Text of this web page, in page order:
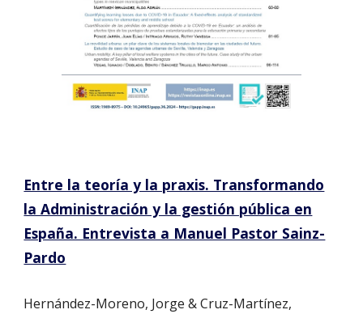
Entre la teoría y la praxis. Transformando
la Administración y la gestión pública en
España. Entrevista a Manuel Pastor Sainz-
Pardo
Hernández-Moreno, Jorge & Cruz-Martínez,